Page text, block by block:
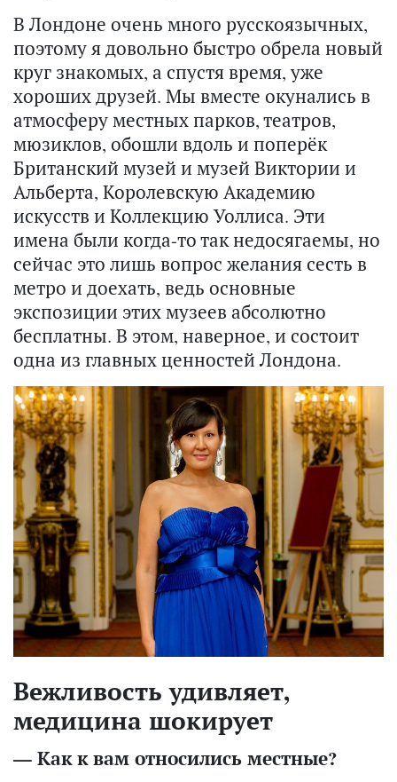
В Лондоне очень много русскоязычных,
поэтому я довольно быстро обрела новый
круг знакомых, а спустя время, уже
хороших друзей. Мы вместе окунались в
атмосферу местных парков, театров,
мюзиклов, обошли вдоль и поперёк
Британский музей и музей Виктории и
Альберта, Королевскую Академию
искусств и Коллекцию Уоллиса. Эти
имена были когда-то так недосягаемы, но
сейчас это лишь вопрос желания сесть в
метро и доехать, ведь основные
экспозиции этих музеев абсолютно
бесплатны. В этом, наверное, и состоит
одна из главных ценностей Лондона.
Вежливость удивляет,
медицина шокирует
— Как к вам относились местные?